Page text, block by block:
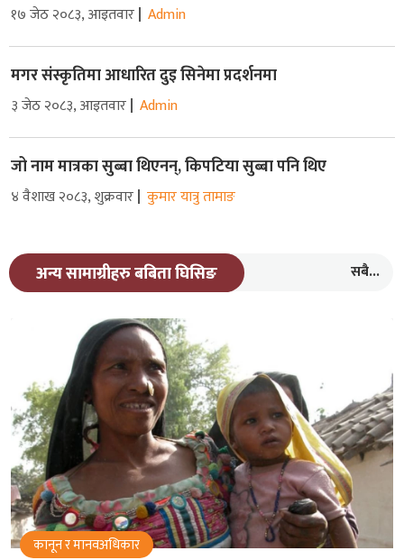
१७ जेठ २०८३, आइतवार Admin
मगर संस्कृतिमा आधारित दुइ सिनेमा प्रदर्शनमा
३ जेठ २०८३, आइतवार Admin
जो नाम मात्रका सुब्बा थिएनन्, किपटिया सुब्बा पनि थिए
४ वैशाख २०८३, शुक्रवार कुमार यात्रु तामाङ
अन्य सामाग्रीहरु बबिता घिसिङ सबै...
कानून र मानवअधिकार